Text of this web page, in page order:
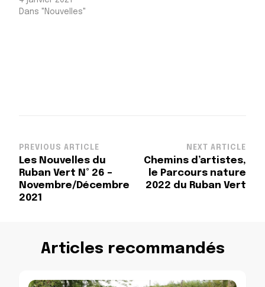
Dans "Nouvelles"
Post
Navigation
PREVIOUS ARTICLE
Les Nouvelles du
Ruban Vert N° 26 –
Novembre/Décembre
2021
NEXT ARTICLE
Chemins d’artistes,
le Parcours nature
2022 du Ruban Vert
Articles recommandés